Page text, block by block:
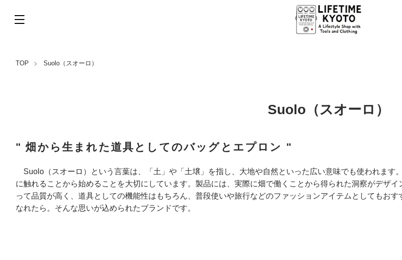
TOP Suolo（スオーロ）
Suolo（スオーロ）
" 畑から生まれた道具としてのバッグとエプロン "
Suolo（スオーロ）という言葉は、「土」や「土壌」を指し、大地や自然といった広い意味でも使われます
に触れることから始めることを大切にしています。製品には、実際に畑で働くことから得られた洞察がデザ
って品質が高く、道具としての機能性はもちろん、普段使いや旅行などのファッションアイテムとしてもお
なれたら。そんな思いが込められたブランドです。